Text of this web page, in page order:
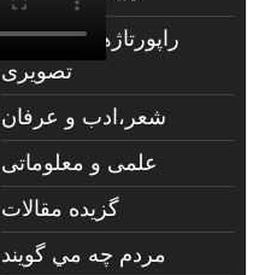
راپورتاژهای صوتي و
تصويری
شعر،ادب و عرفان
علمی و معلوماتی
گزیده مقالات
مردم چه مي گويند